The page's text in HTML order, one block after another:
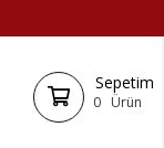
Sepetim
0 Ürün